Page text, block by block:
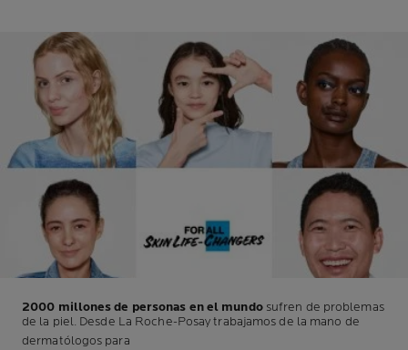
2000 millones de personas en el mundosufren de problemas
de la piel. Desde La Roche-Posay trabajamos de la mano de
dermatólogos para